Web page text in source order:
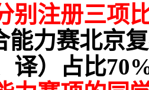
别注册三项
能力赛北京
译）占比